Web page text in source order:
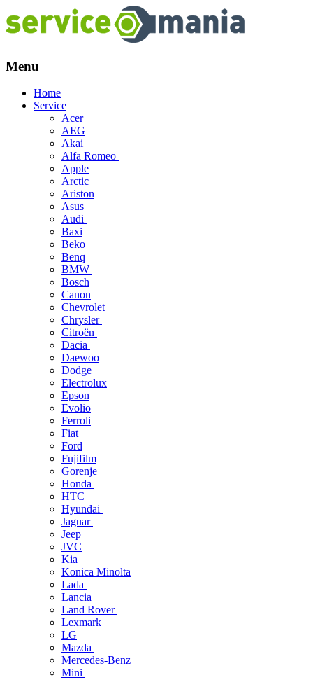
Menu
Skip
Home
Service
Acer
AEG
Akai
Alfa Romeo
Apple
Arctic
Ariston
Asus
Audi
Baxi
Beko
Benq
BMW
Bosch
Canon
Chevrolet
Chrysler
Citroën
Dacia
Daewoo
Dodge
Electrolux
Epson
Evolio
Ferroli
Fiat
Ford
Fujifilm
Gorenje
Honda
HTC
Hyundai
Jaguar
Jeep
JVC
Kia
Konica Minolta
Lada
Lancia
Land Rover
Lexmark
LG
Mazda
Mercedes-Benz
Mini